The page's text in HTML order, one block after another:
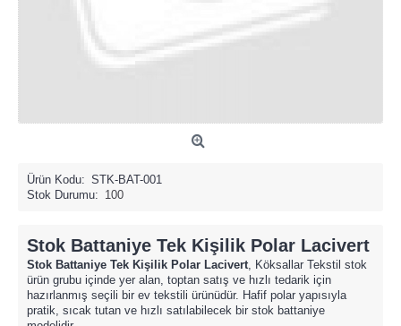
Ürün Kodu: STK-BAT-001
Stok Durumu: 100
Stok Battaniye Tek Kişilik Polar Lacivert
Stok Battaniye Tek Kişilik Polar Lacivert, Köksallar Tekstil stok
ürün grubu içinde yer alan, toptan satış ve hızlı tedarik için
hazırlanmış seçili bir ev tekstili ürünüdür. Hafif polar yapısıyla
pratik, sıcak tutan ve hızlı satılabilecek bir stok battaniye